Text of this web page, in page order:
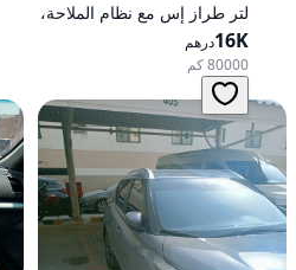
لتر طراز إس مع نظام الملاحة،
تعمل بالبنزين، ناقل حركة
أوتوماتيكي، دفع أمامي
16Kدرهم
80000 كم